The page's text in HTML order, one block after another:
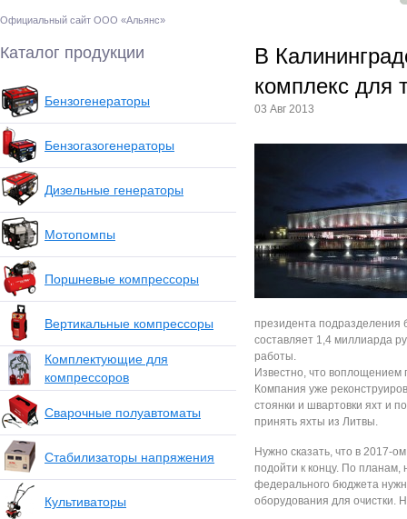
Официальный сайт ООО «Альянс»
Каталог продукции
Бензогенераторы
Бензогазогенераторы
Дизельные генераторы
Мотопомпы
Поршневые компрессоры
Вертикальные компрессоры
Комплектующие для
компрессоров
Сварочные полуавтоматы
Стабилизаторы напряжения
Культиваторы
В
комплекс для
03 Авг 2013
президента подразделения
составляет 1,4 миллиарда
работы.
Известно, что воплощением
Компания уже
стоянки и швартовки яхт и
принять яхты из Литвы.
Нужно сказать, что в 2017-
подойти к концу. По
федерального бюджета
оборудования для очистки.